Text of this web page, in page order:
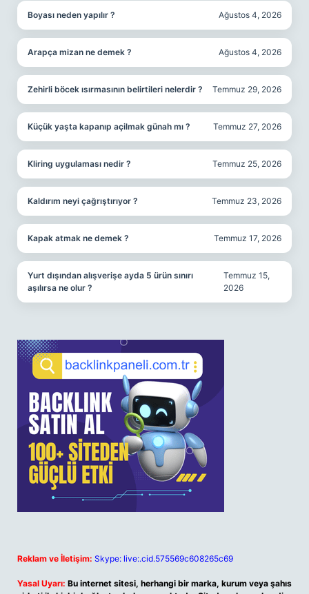
Boyası neden yapılır ? Ağustos 4, 2026
Arapça mizan ne demek ? Ağustos 4, 2026
Zehirli böcek ısırmasının belirtileri nelerdir ? Temmuz 29, 2026
Küçük yaşta kapanıp açilmak günah mı ? Temmuz 27, 2026
Kliring uygulaması nedir ? Temmuz 25, 2026
Kaldırım neyi çağrıştırıyor ? Temmuz 23, 2026
Kapak atmak ne demek ? Temmuz 17, 2026
Yurt dışından alışverişe ayda 5 ürün sınırı
aşılırsa ne olur ?
Temmuz 15,
2026
Reklam ve İletişim: Skype: live:.cid.575569c608265c69
Yasal Uyarı: Bu internet sitesi, herhangi bir marka, kurum veya şahıs